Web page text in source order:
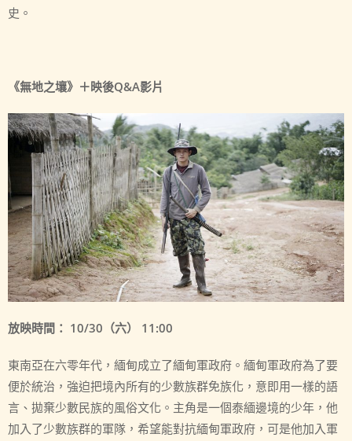
史。
《無地之壤》＋映後Q&A影片
放映時間： 10/30（六） 11:00
東南亞在六零年代，緬甸成立了緬甸軍政府。緬甸軍政府為了要
便於統治，強迫把境內所有的少數族群免族化，意即用一樣的語
言、拋棄少數民族的風俗文化。主角是一個泰緬邊境的少年，他
加入了少數族群的軍隊，希望能對抗緬甸軍政府，可是他加入軍